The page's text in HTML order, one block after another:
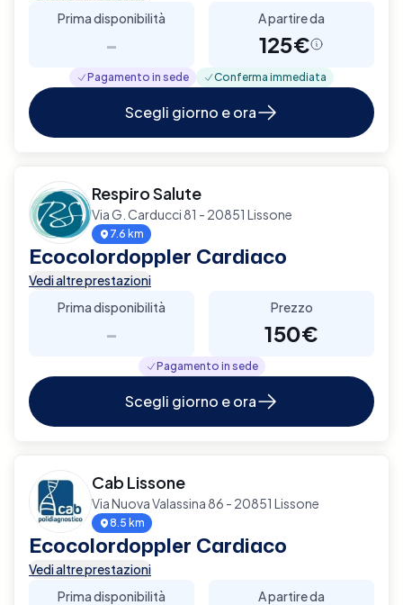
Prima disponibilità
-
A partire da
125€
Pagamento in sede Conferma immediata
Scegli giorno e ora
Respiro Salute
Via G. Carducci 81 - 20851 Lissone
7.6 km
Ecocolordoppler Cardiaco
Vedi altre prestazioni
Prima disponibilità
-
Prezzo
150€
Pagamento in sede
Scegli giorno e ora
Cab Lissone
Via Nuova Valassina 86 - 20851 Lissone
8.5 km
Ecocolordoppler Cardiaco
Vedi altre prestazioni
Prima disponibilità
A partire da